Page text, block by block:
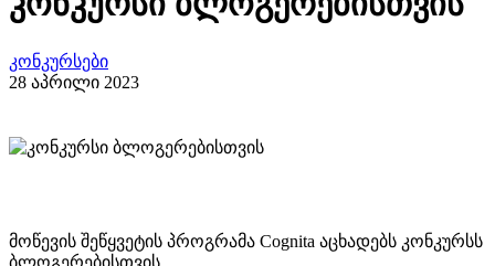
კონკურსები
28 აპრილი 2023
მოწევის შეწყვეტის პროგრამა Cognita აცხადებს კონკურსს